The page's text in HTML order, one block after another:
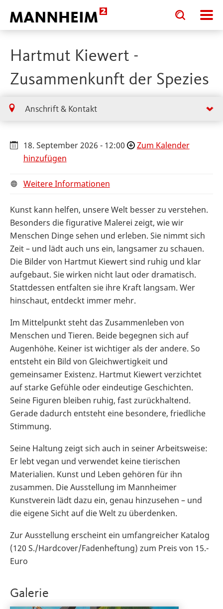
Toggle
search
input
Toggle
search
input
Hartmut Kiewert -
Zusammenkunft der Spezies
Anschrift & Kontakt
18. September 2026 - 12:00
Zum Kalender
hinzufügen
Weitere Informationen
Kunst kann helfen, unsere Welt besser zu verstehen.
Besonders die figurative Malerei zeigt, wie wir
Menschen Dinge sehen und erleben. Sie nimmt sich
Zeit – und lädt auch uns ein, langsamer zu schauen.
Die Bilder von Hartmut Kiewert sind ruhig und klar
aufgebaut. Sie wirken nicht laut oder dramatisch.
Stattdessen entfalten sie ihre Kraft langsam. Wer
hinschaut, entdeckt immer mehr.
Im Mittelpunkt steht das Zusammenleben von
Menschen und Tieren. Beide begegnen sich auf
Augenhöhe. Keiner ist wichtiger als der andere. So
entsteht ein Bild von Gleichwertigkeit und
gemeinsamer Existenz. Hartmut Kiewert verzichtet
auf starke Gefühle oder eindeutige Geschichten.
Seine Figuren bleiben ruhig, fast zurückhaltend.
Gerade dadurch entsteht eine besondere, friedliche
Stimmung.
Seine Haltung zeigt sich auch in seiner Arbeitsweise:
Er lebt vegan und verwendet keine tierischen
Materialien. Kunst und Leben gehören für ihn
zusammen. Die Ausstellung im Mannheimer
Kunstverein lädt dazu ein, genau hinzusehen – und
die eigene Sicht auf die Welt zu überdenken.
Zur Ausstellung erscheint ein umfangreicher Katalog
(120 S./Hardcover/Fadenheftung) zum Preis von 15.-
Euro
Galerie